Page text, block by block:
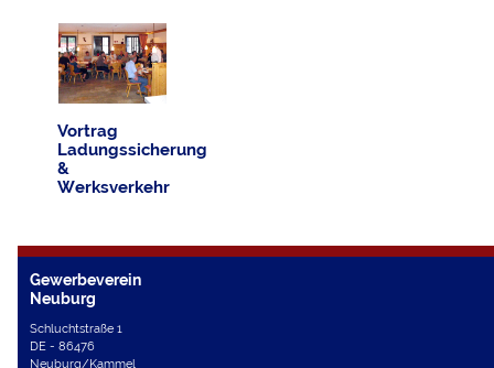
Vortrag
Ladungssicherung
&
Werksverkehr
Gewerbeverein
Neuburg
Schluchtstraße 1
DE - 86476
Neuburg/Kammel